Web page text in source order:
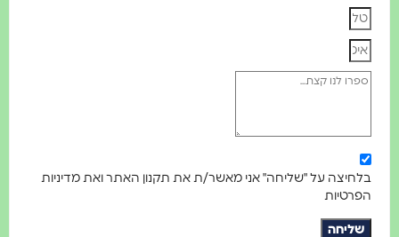
בלחיצה על "שליחה" אני מאשר/ת את תקנון האתר ואת מדיניות
הפרטיות
שליחה